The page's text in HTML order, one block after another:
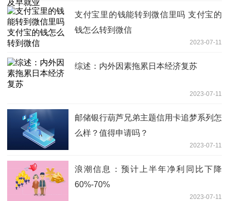
支付宝里的钱能转到微信里吗 支付宝的
钱怎么转到微信
2023-07-11
综述：内外因素拖累日本经济复苏
2023-07-11
邮储银行葫芦兄弟主题信用卡追梦系列怎
么样？值得申请吗？
2023-07-11
浪潮信息：预计上半年净利同比下降
60%-70%
2023-07-11